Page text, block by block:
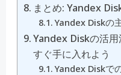
まとめ: Yandex
Yandex Diskの
Yandex Diskの活
すぐ手に入れよう
Yandex Diskで